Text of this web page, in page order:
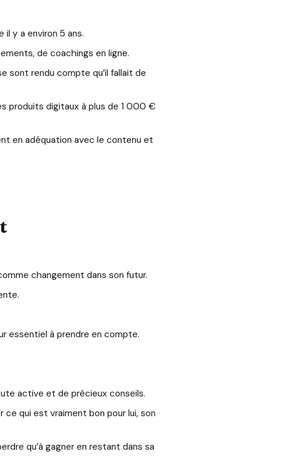
il y a environ 5 ans.
de coachings en ligne.
sont rendu compte qu’il fallait de
produits digitaux à plus de 1 000 €
en adéquation avec le contenu et
changement dans son futur.
essentiel à prendre en compte.
active et de précieux conseils.
qui est vraiment bon pour lui, son
qu’à gagner en restant dans sa